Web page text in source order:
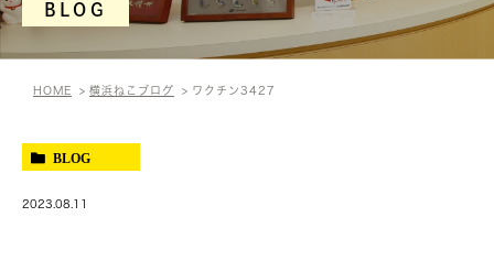
BLOG
HOME 横浜ねこブログ ワクチン3427
BLOG
2023.08.11